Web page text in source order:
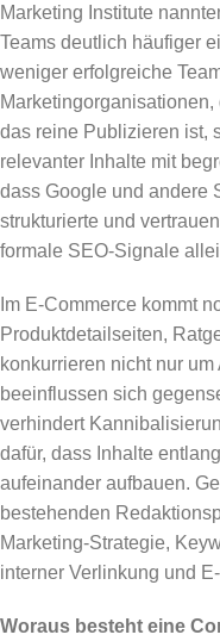
Marketing Institute
Teams deutlich häufiger
weniger erfolgreiche
das reine Publizieren ist,
relevanter Inhalte mit
dass Google und andere
strukturierte und
formale SEO-Signale
Im E-Commerce kommt
Produktdetailseiten,
konkurrieren nicht nur
beeinflussen sich
verhindert
dafür, dass Inhalte
aufeinander aufbauen.
bestehenden
Marketing-Strategie,
interner Verlinkung und
Woraus besteht eine